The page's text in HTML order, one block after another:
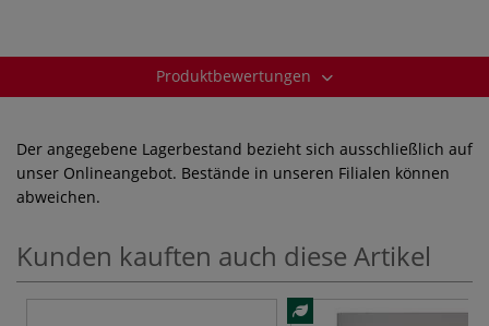
Produktbewertungen
Der angegebene Lagerbestand bezieht sich ausschließlich auf
unser Onlineangebot. Bestände in unseren Filialen können
abweichen.
Kunden kauften auch diese Artikel